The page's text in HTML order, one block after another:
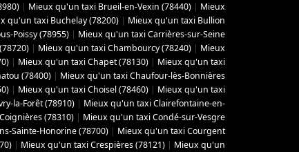
| Mieux qu'un taxi Brueil-en-Vexin (78440) | Mieux
qu'un taxi Buchelay (78200) | Mieux qu'un taxi Bullion
Poissy (78955) | Mieux qu'un taxi Carrières-sur-Seine
| Mieux qu'un taxi Chambourcy (78240) | Mieux
| Mieux qu'un taxi Chapet (78130) | Mieux qu'un taxi
(78400) | Mieux qu'un taxi Chaufour-lès-Bonnières
| Mieux qu'un taxi Choisel (78460) | Mieux qu'un taxi
la-Forêt (78910) | Mieux qu'un taxi Clairefontaine-en-
(78310) | Mieux qu'un taxi Condé-sur-Vesgre
Sainte-Honorine (78700) | Mieux qu'un taxi Courgent
| Mieux qu'un taxi Crespières (78121) | Mieux qu'un